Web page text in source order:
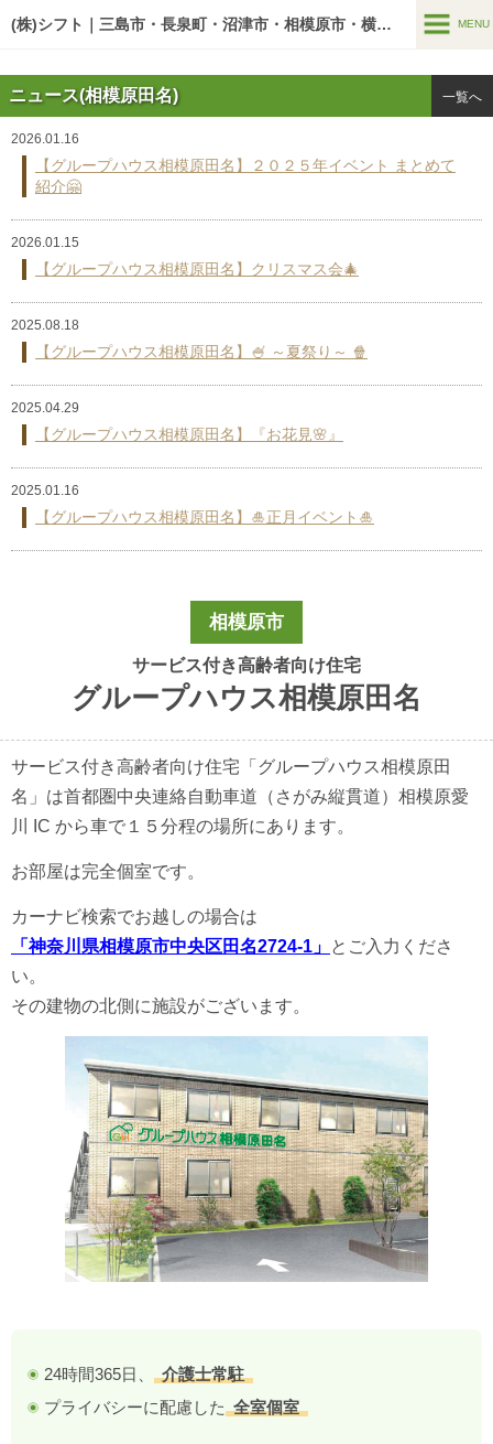
O5AwA5o1HbI
(株)シフト｜三島市・長泉町・沼津市・相模原市・横浜市の老人ホーム MENU
介護サービス
居宅介護支援事業
介護施設
グループハウス
〔富田町〕住宅型有料老人ホーム グループハウス三島富田町
〔相模原市〕サービス付き高齢者向け住宅
〔横浜市〕住宅型有料老人ホーム グループハウス横浜瀬谷
リクルート
会社案内
ニュース(相模原田名) 一覧へ
2026.01.16
【グループハウス相模原田名】２０２５年イベント まとめて
紹介🤗
2026.01.15
【グループハウス相模原田名】クリスマス会🎄
2025.08.18
【グループハウス相模原田名】🍧 ～夏祭り～ 🍿
2025.04.29
【グループハウス相模原田名】『お花見🌸』
2025.01.16
【グループハウス相模原田名】🎍正月イベント🎍
相模原市
サービス付き高齢者向け住宅
グループハウス相模原田名
サービス付き高齢者向け住宅「グループハウス相模原田
名」は首都圏中央連絡自動車道（さがみ縦貫道）相模原愛
川 IC から車で１５分程の場所にあります。
お部屋は完全個室です。
カーナビ検索でお越しの場合は
「神奈川県相模原市中央区田名2724-1」 とご入力くださ
い。
その建物の北側に施設がございます。
24時間365日、
介護士常駐
プライバシーに配慮した 全室個室